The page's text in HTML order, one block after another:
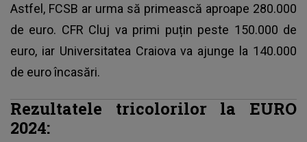
Astfel, FCSB ar urma să primească aproape 280.000
de euro. CFR Cluj va primi puțin peste 150.000 de
euro, iar Universitatea Craiova va ajunge la 140.000
de euro încasări.
Rezultatele tricolorilor la EURO
2024: